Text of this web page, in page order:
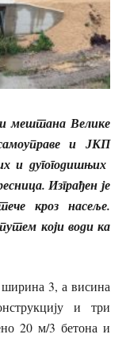
Велике
и ЈКП
и дугогодишњих
Изграђен је
кроз насеље.
који води ка
3, а висина
и три
20 м/3 бетона и